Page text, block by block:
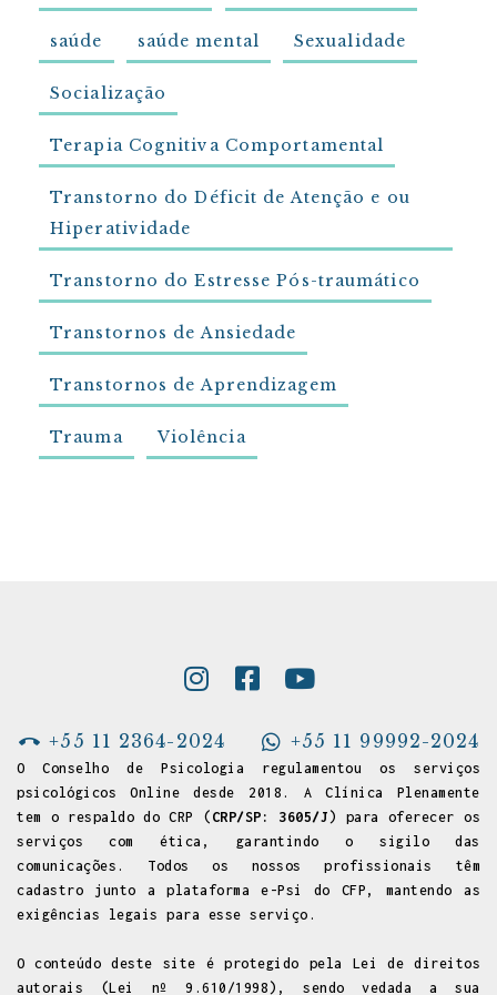
saúde saúde mental Sexualidade
Socialização
Terapia Cognitiva Comportamental
Transtorno do Déficit de Atenção e ou
Hiperatividade
Transtorno do Estresse Pós-traumático
Transtornos de Ansiedade
Transtornos de Aprendizagem
Trauma Violência
+55 11 2364-2024 +55 11 99992-2024
O Conselho de Psicologia regulamentou os serviços
psicológicos Online desde 2018. A Clínica Plenamente
tem o respaldo do CRP ( CRP/SP: 3605/J ) para oferecer os
serviços com ética, garantindo o sigilo das
comunicações. Todos os nossos profissionais têm
cadastro junto aplataforma e-Psi do CFP , mantendo as
exigências legais para esse serviço.
O conteúdo deste site é protegido pela Lei de direitos
autorais (Lei nº 9.610/1998), sendo vedada a sua